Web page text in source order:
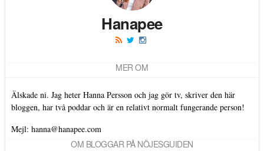
Hanapee
MER OM
Älskade ni. Jag heter Hanna Persson och jag gör tv, skriver den här
bloggen, har två poddar och är en relativt normalt fungerande person!
Mejl: hanna@hanapee.com
OM BLOGGAR PÅ NÖJESGUIDEN